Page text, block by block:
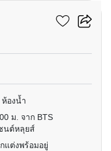
ห้องน้ำ
ม. จาก BTS
นต์หลุยส์
แต่งพร้อมอยู่